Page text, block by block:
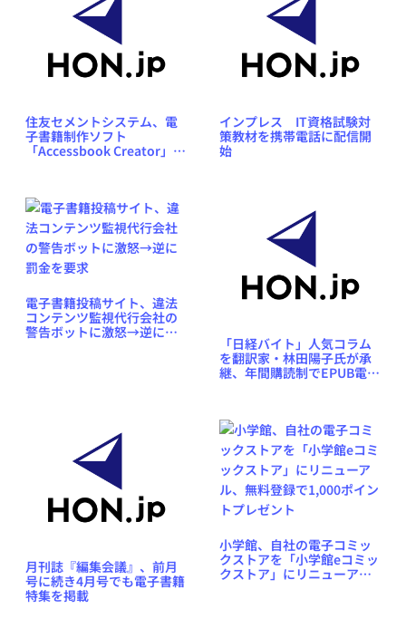
住友セメントシステム、電
子書籍制作ソフト
「Accessbook Creator」を
インプレス IT資格試験対
策教材を携帯電話に配信開
始
電子書籍投稿サイト、違法
コンテンツ監視代行会社の
警告ボットに激怒→逆に罰
「日経バイト」人気コラム
を翻訳家・林田陽子氏が承
継、年間購読制でEPUB電子
月刊誌『編集会議』、前月
号に続き4月号でも電子書籍
特集を掲載
小学館、自社の電子コミッ
クストアを「小学館eコミッ
クストア」にリニューア